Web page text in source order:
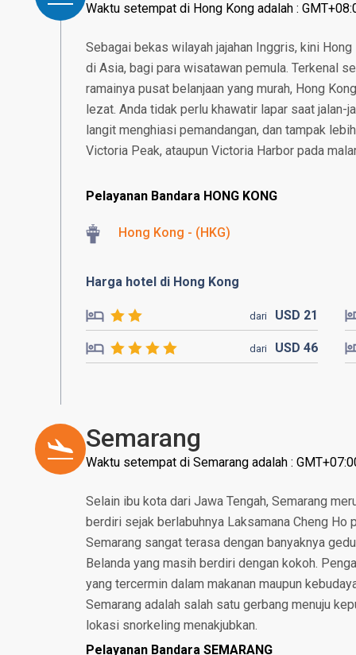
Waktu setempat di Hong Kong adalah :
Sebagai bekas wilayah jajahan Inggris, kini
di Asia, bagi para wisatawan pemula. Terkenal
ramainya pusat belanjaan yang murah, Hong
lezat. Anda tidak perlu khawatir lapar saat jalan-
langit menghiasi pemandangan, dan tampak
Victoria Peak, ataupun Victoria Harbor pada
Pelayanan Bandara HONG KONG
Hong Kong - (HKG)
Harga hotel di Hong Kong
dari USD 21
dari USD 46
Semarang
Waktu setempat di Semarang adalah :
Selain ibu kota dari Jawa Tengah, Semarang
berdiri sejak berlabuhnya Laksamana Cheng Ho
Semarang sangat terasa dengan banyaknya
Belanda yang masih berdiri dengan kokoh.
yang tercermin dalam makanan maupun
Semarang adalah salah satu gerbang menuju
lokasi snorkeling menakjubkan.
Pelayanan Bandara SEMARANG